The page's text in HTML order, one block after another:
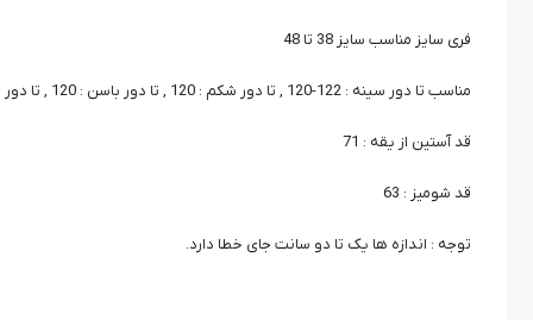
فری سایز مناسب سایز 38 تا 48
مناسب تا دور سینه : 122-120 , تا دور شکم : 120 , تا دور باسن : 120 , تا دور بازو : 44
قد آستین از یقه : 71
قد شومیز : 63
توجه : اندازه ها یک تا دو سانت جای خطا دارد.